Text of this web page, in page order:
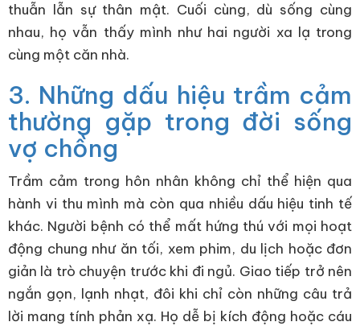
thuẫn lẫn sự thân mật. Cuối cùng, dù sống cùng
nhau, họ vẫn thấy mình như hai người xa lạ trong
cùng một căn nhà.
3. Những dấu hiệu trầm cảm
thường gặp trong đời sống
vợ chồng
Trầm cảm trong hôn nhân không chỉ thể hiện qua
hành vi thu mình mà còn qua nhiều dấu hiệu tinh tế
khác. Người bệnh có thể mất hứng thú với mọi hoạt
động chung như ăn tối, xem phim, du lịch hoặc đơn
giản là trò chuyện trước khi đi ngủ. Giao tiếp trở nên
ngắn gọn, lạnh nhạt, đôi khi chỉ còn những câu trả
lời mang tính phản xạ. Họ dễ bị kích động hoặc cáu